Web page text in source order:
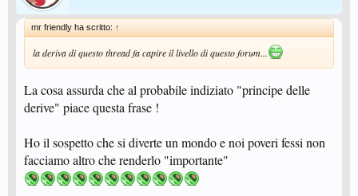
mr friendly ha scritto: ↑
la deriva di questo thread fa capire il livello di questo forum...
La cosa assurda che al probabile indiziato "principe delle
derive" piace questa frase !
Ho il sospetto che si diverte un mondo e noi poveri fessi non
facciamo altro che renderlo "importante"